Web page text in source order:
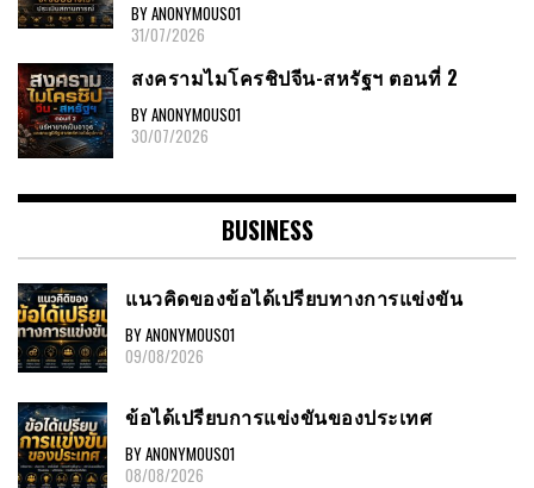
BY ANONYMOUS01
31/07/2026
สงครามไมโครชิปจีน-สหรัฐฯ ตอนที่ 2
BY ANONYMOUS01
30/07/2026
BUSINESS
แนวคิดของข้อได้เปรียบทางการแข่งขัน
BY ANONYMOUS01
09/08/2026
ข้อได้เปรียบการแข่งขันของประเทศ
BY ANONYMOUS01
08/08/2026